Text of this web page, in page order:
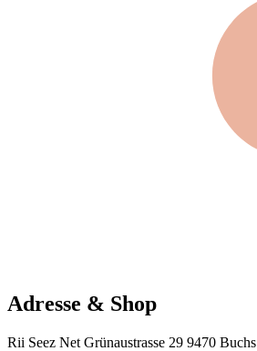
Adresse & Shop
Rii Seez Net Grünaustrasse 29 9470 Buchs